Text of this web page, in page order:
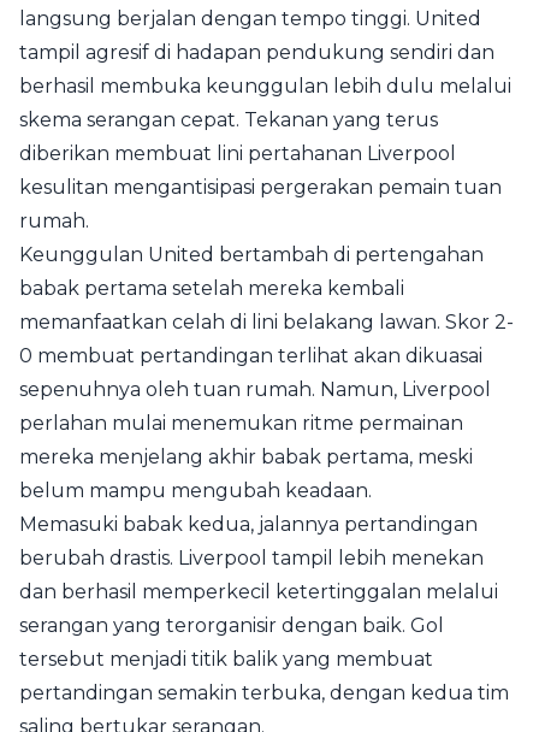
langsung berjalan dengan tempo tinggi. United
tampil agresif di hadapan pendukung sendiri dan
berhasil membuka keunggulan lebih dulu melalui
skema serangan cepat. Tekanan yang terus
diberikan membuat lini pertahanan Liverpool
kesulitan mengantisipasi pergerakan pemain tuan
rumah.
Keunggulan United bertambah di pertengahan
babak pertama setelah mereka kembali
memanfaatkan celah di lini belakang lawan. Skor 2-
0 membuat pertandingan terlihat akan dikuasai
sepenuhnya oleh tuan rumah. Namun, Liverpool
perlahan mulai menemukan ritme permainan
mereka menjelang akhir babak pertama, meski
belum mampu mengubah keadaan.
Memasuki babak kedua, jalannya pertandingan
berubah drastis. Liverpool tampil lebih menekan
dan berhasil memperkecil ketertinggalan melalui
serangan yang terorganisir dengan baik. Gol
tersebut menjadi titik balik yang membuat
pertandingan semakin terbuka, dengan kedua tim
saling bertukar serangan.